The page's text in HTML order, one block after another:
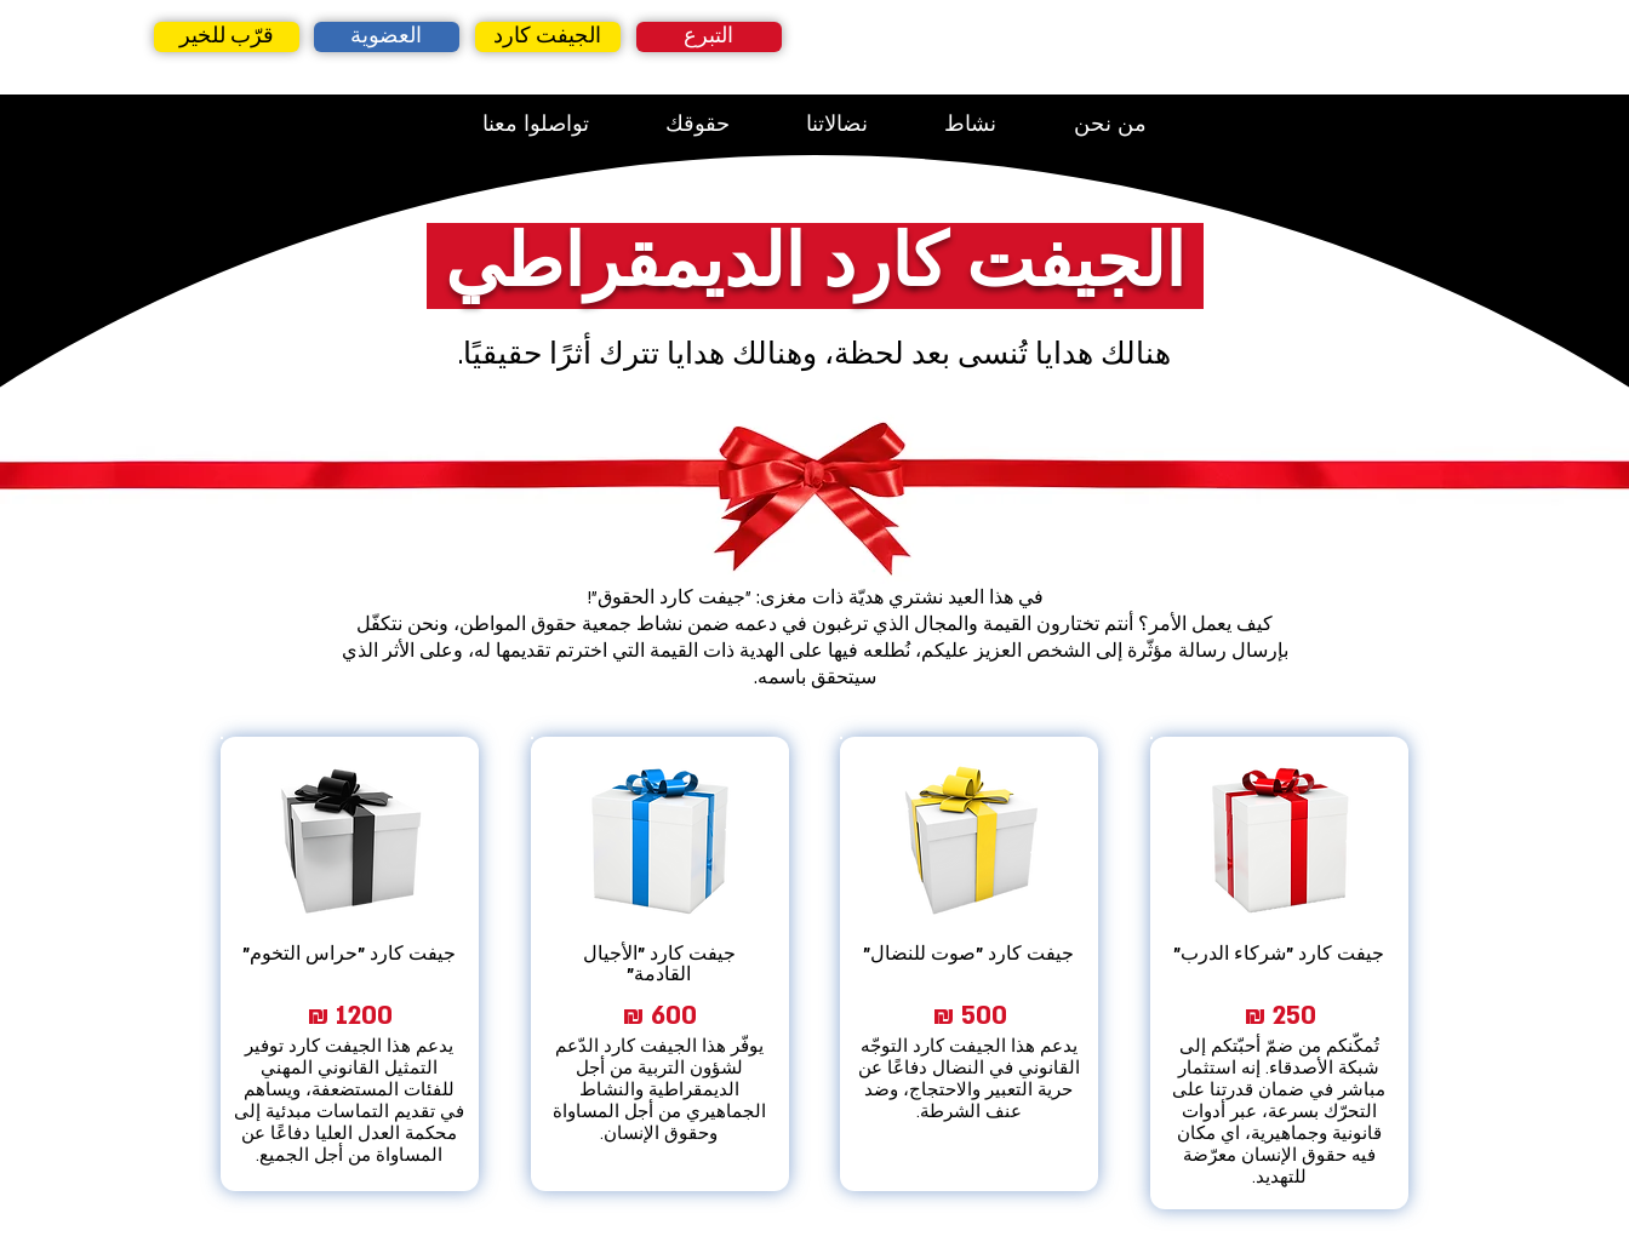
من نحن نشاط نضالاتنا حقوقك تواصلوا معنا
العضوية التبرع الجيفت كارد قرّب للخير
هنالك هدايا تُنسى بعد لحظة، وهنالك هدايا تترك أثرًا حقيقيًا.
في هذا العيد نشتري هديّة ذات مغزى: "جيفت كارد الحقوق"!
كيف يعمل الأمر؟ أنتم تختارون القيمة والمجال الذي ترغبون في دعمه ضمن نشاط جمعية حقوق المواطن، ونحن نتكفّل
بإرسال رسالة مؤثّرة إلى الشخص العزيز عليكم، نُطلعه فيها على الهدية ذات القيمة التي اخترتم تقديمها له، وعلى الأثر الذي
سيتحقق باسمه.
جيفت كارد "شركاء الدرب"
250 ₪
تُمكّنكم من ضمّ أحبّتكم إلى
شبكة الأصدقاء. إنه استثمار
مباشر في ضمان قدرتنا على
التحرّك بسرعة، عبر أدوات
قانونية وجماهيرية، اي مكان
فيه حقوق الإنسان معرّضة
للتهديد.
جيفت كارد "صوت للنضال"
500 ₪
يدعم هذا الجيفت كارد التوجّه
القانوني في النضال دفاعًا عن
حرية التعبير والاحتجاج، وضد
عنف الشرطة.
جيفت كارد "الأجيال
القادمة"
600 ₪
يوفّر هذا الجيفت كارد الدّعم
لشؤون التربية من أجل
الديمقراطية والنشاط
الجماهيري من أجل المساواة
وحقوق الإنسان.
جيفت كارد "حراس التخوم"
1200 ₪
يدعم هذا الجيفت كارد توفير
التمثيل القانوني المهني
للفئات المستضعفة، ويساهم
في تقديم التماسات مبدئية إلى
محكمة العدل العليا دفاعًا عن
المساواة من أجل الجميع.